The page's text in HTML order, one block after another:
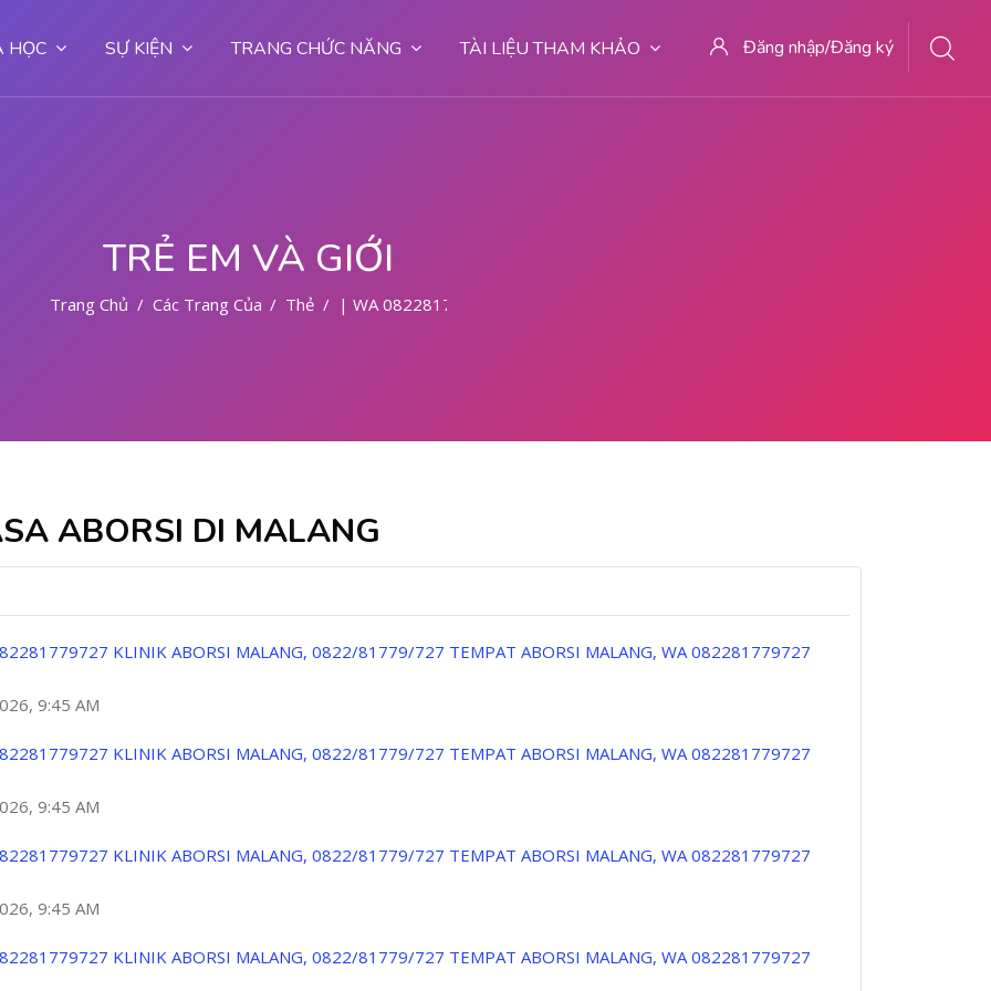
HỌC SỰ KIỆN TRANG CHỨC NĂNG TÀI LIỆU THAM KHẢO Đăng nhập/Đăng ký
TRẺ EM VÀ GIỚI
Trang Chủ Các Trang Của Hệ Thống
Thẻ | WA 082281779727 JASA ABORSI DI MALANG
ABORSI DI MALANG
KLINIK ABORSI MALANG, 0822/81779/727 TEMPAT ABORSI MALANG, WA 082281779727
9:45 AM
KLINIK ABORSI MALANG, 0822/81779/727 TEMPAT ABORSI MALANG, WA 082281779727
9:45 AM
KLINIK ABORSI MALANG, 0822/81779/727 TEMPAT ABORSI MALANG, WA 082281779727
9:45 AM
KLINIK ABORSI MALANG, 0822/81779/727 TEMPAT ABORSI MALANG, WA 082281779727